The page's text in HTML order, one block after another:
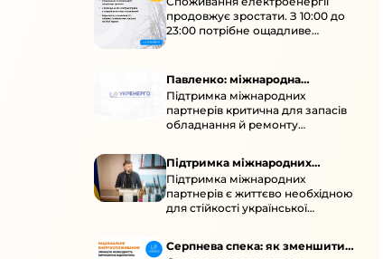
споживання зростає
продовжує зростати. З 10:00 до
23:00 потрібне ощадливе
енергоспоживання, а
перенести на нічні години.
Павленко: міжнародна
підтримка для стійкості
енергосистеми
Підтримка міжнародних
партнерів критична для запасів
обладнання й ремонту
Підтримка міжнародних
партнерів для стійкості
енергосистеми
Підтримка міжнародних
партнерів є життєво необхідною
для стійкості української
наступної зими.
Серпнева спека: як зменшити